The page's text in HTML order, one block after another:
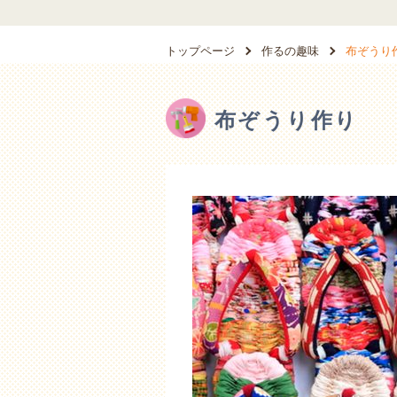
トップページ 作るの趣味 布ぞうり
布ぞうり作り